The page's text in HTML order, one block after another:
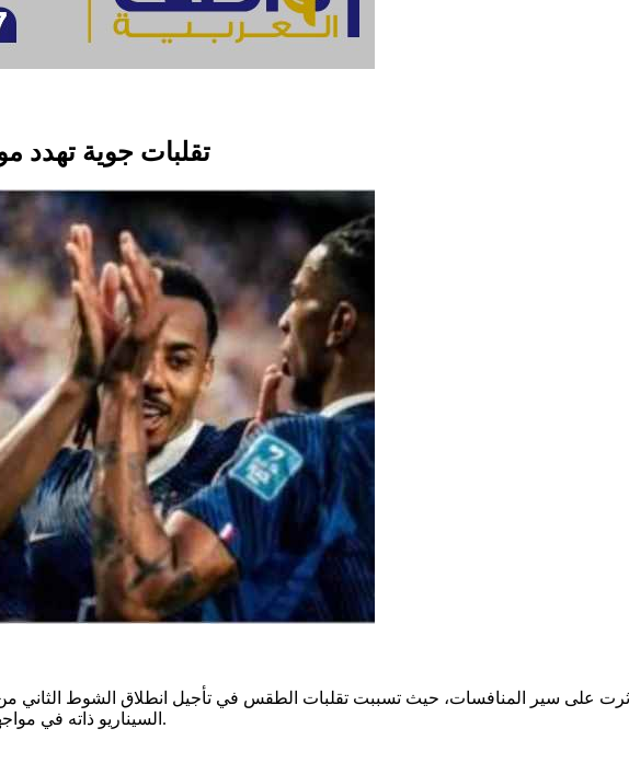
تقلبات جوية تهدد
2026 اضطرابات مناخية أثرت على سير المنافسات، حيث تسببت تقلبات الطقس في تأجيل انطلاق
السيناريو ذاته في مواجهة فرنسا والنرويج المقررة غدًا الجمعة في ختام دور المجموعات.